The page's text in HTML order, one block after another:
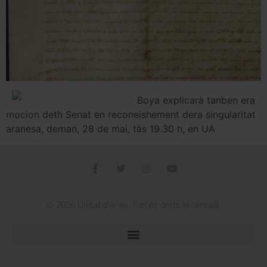
Boya explicarà tanben era
mocion deth Senat en reconeishement dera singularitat
aranesa, deman, 28 de mai, tàs 19.30 h, en UA